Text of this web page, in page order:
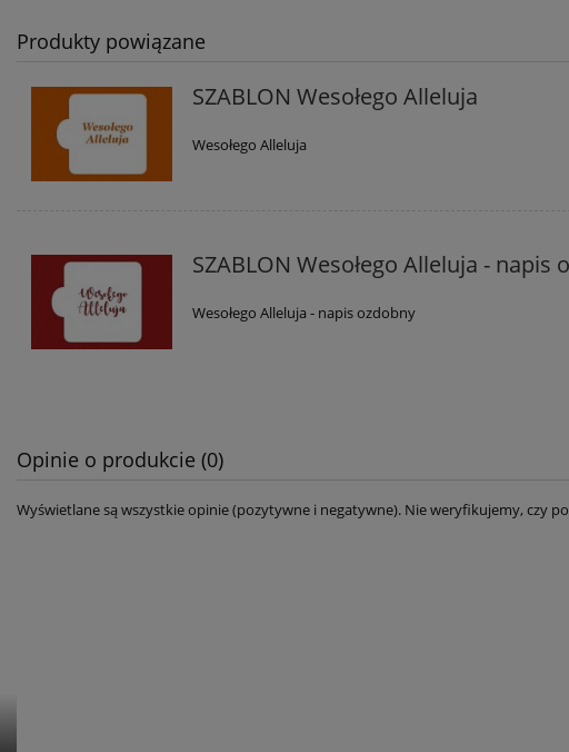
Produkty powiązane
SZABLON Wesołego Alleluja
Wesołego Alleluja
SZABLON Wesołego Alleluja - napis
Wesołego Alleluja - napis ozdobny
Opinie o produkcie (0)
Wyświetlane są wszystkie opinie (pozytywne i negatywne). Nie weryfikujemy, czy